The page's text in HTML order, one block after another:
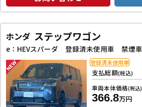
ホンダ ステップワゴン
支払総額(税込)
車両本体価格(税込)
366.8万円
登録済未使用車